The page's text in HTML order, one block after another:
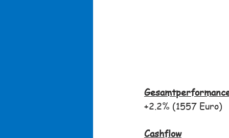
+2.2% (1557 Euro)
Cashflow